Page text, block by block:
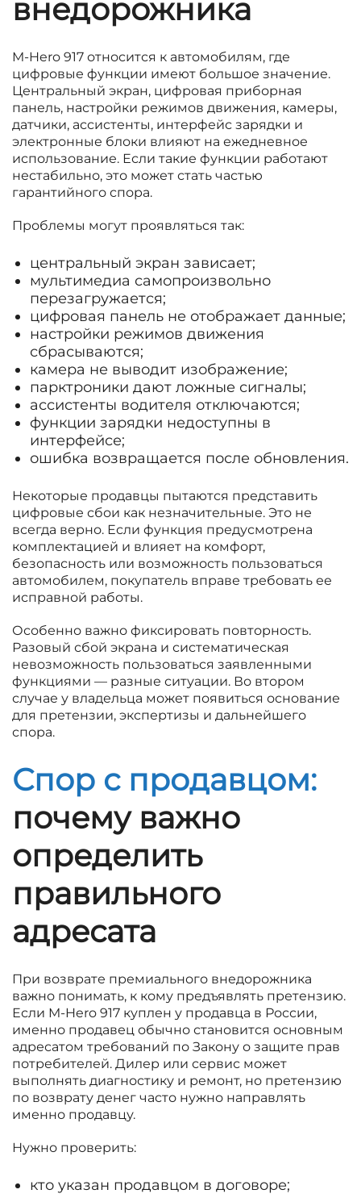
внедорожника
M-Hero 917 относится к автомобилям, где
цифровые функции имеют большое значение.
Центральный экран, цифровая приборная
панель, настройки режимов движения, камеры,
датчики, ассистенты, интерфейс зарядки и
электронные блоки влияют на ежедневное
использование. Если такие функции работают
нестабильно, это может стать частью
гарантийного спора.
Проблемы могут проявляться так:
центральный экран зависает;
мультимедиа самопроизвольно
перезагружается;
цифровая панель не отображает данные;
настройки режимов движения
сбрасываются;
камера не выводит изображение;
парктроники дают ложные сигналы;
ассистенты водителя отключаются;
функции зарядки недоступны в
интерфейсе;
ошибка возвращается после обновления.
Некоторые продавцы пытаются представить
цифровые сбои как незначительные. Это не
всегда верно. Если функция предусмотрена
комплектацией и влияет на комфорт,
безопасность или возможность пользоваться
автомобилем, покупатель вправе требовать ее
исправной работы.
Особенно важно фиксировать повторность.
Разовый сбой экрана и систематическая
невозможность пользоваться заявленными
функциями — разные ситуации. Во втором
случае у владельца может появиться основание
для претензии, экспертизы и дальнейшего
спора.
Спор с продавцом:
почему важно
определить
правильного
адресата
При возврате премиального внедорожника
важно понимать, к кому предъявлять претензию.
Если M-Hero 917 куплен у продавца в России,
именно продавец обычно становится основным
адресатом требований по Закону о защите прав
потребителей. Дилер или сервис может
выполнять диагностику и ремонт, но претензию
по возврату денег часто нужно направлять
именно продавцу.
Нужно проверить:
кто указан продавцом в договоре;